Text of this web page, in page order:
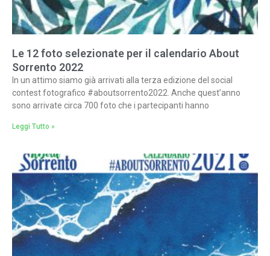
Le 12 foto selezionate per il calendario About
Sorrento 2022
In un attimo siamo già arrivati alla terza edizione del social
contest fotografico #aboutsorrento2022. Anche quest’anno
sono arrivate circa 700 foto che i partecipanti hanno
Leggi Tutto »